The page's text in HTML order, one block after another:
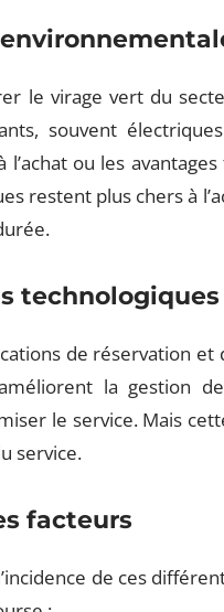
le virage vert du
souvent
l’achat ou les
restent plus chers à
technologiques
de réservation
la gestion
le service. Mais
service.
facteurs
de ces